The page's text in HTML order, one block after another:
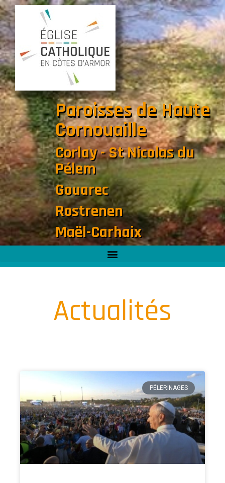
Paroisses de Haute
Cornouaille
Corlay - St Nicolas du
Pélem
Gouarec
Rostrenen
Maël-Carhaix
Actualités
PÉLERINAGES